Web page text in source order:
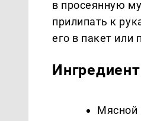
в просеянную
прилипать к
его в пакет или
Мясной